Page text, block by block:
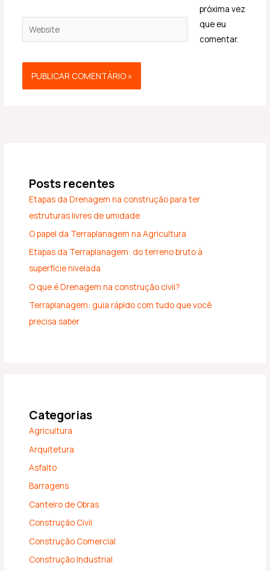
próxima vez
que eu
comentar.
Posts recentes
Etapas da Drenagem na construção para ter
estruturas livres de umidade
O papel da Terraplanagem na Agricultura
Etapas da Terraplanagem: do terreno bruto à
superfície nivelada
O que é Drenagem na construção civil?
Terraplanagem: guia rápido com tudo que você
precisa saber
Categorias
Agricultura
Arquitetura
Asfalto
Barragens
Canteiro de Obras
Construção Civil
Construção Comercial
Construção Industrial